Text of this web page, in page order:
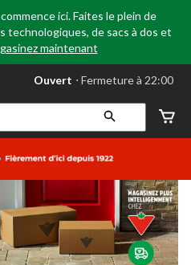
ici. Faites le plein de
technologiques, de sacs à dos et
maintenant
votre
préféré
Leduc,
AB,
courament
Fermeture
à
22:00
cliquer
pour
changer
Ouvert ⋅ Fermeture à 22:00